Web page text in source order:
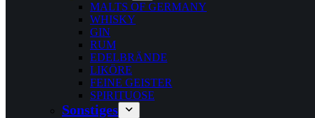
MALTS OF GERMANY
WHISKY
GIN
RUM
EDELBRÄNDE
LIKÖRE
FEINE GEISTER
SPIRITUOSE
Sonstiges